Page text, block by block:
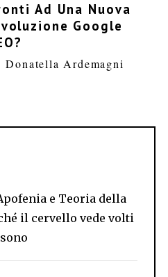
Ad Una Nuova
Google
Donatella Ardemagni
e Teoria della
il cervello vede volti